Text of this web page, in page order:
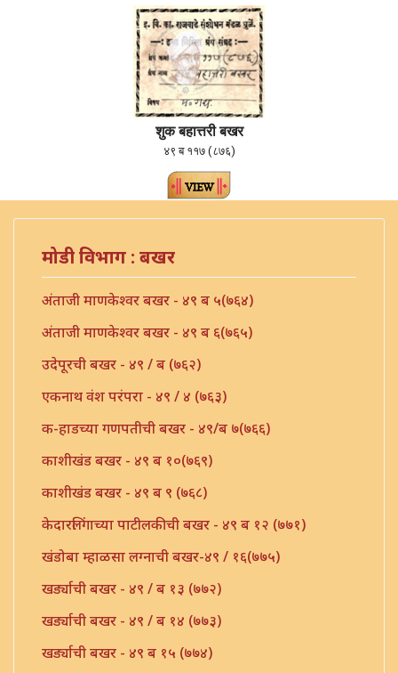
शुक बहात्तरी बखर
४९ ब ११७ (८७६)
मोडी विभाग : बखर
अंताजी माणकेश्वर बखर - ४९ ब ५(७६४)
अंताजी माणकेश्वर बखर - ४९ ब ६(७६५)
उदेपूरची बखर - ४९ / ब (७६२)
एकनाथ वंश परंपरा - ४९ / ४ (७६३)
क-हाडच्या गणपतीची बखर - ४९/ब ७(७६६)
काशीखंड बखर - ४९ ब १०(७६९)
काशीखंड बखर - ४९ ब ९ (७६८)
केदारलिंगाच्या पाटीलकीची बखर - ४९ ब १२ (७७१)
खंडोबा म्हाळसा लग्नाची बखर-४९ / १६(७७५)
खर्ड्याची बखर - ४९ / ब १३ (७७२)
खर्ड्याची बखर - ४९ / ब १४ (७७३)
खर्ड्याची बखर - ४९ ब १५ (७७४)